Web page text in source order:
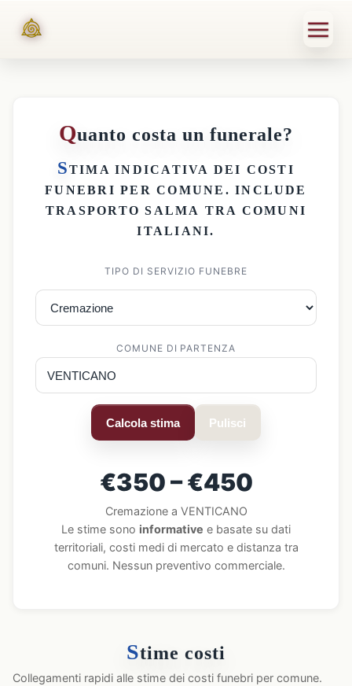
Quanto costa un funerale?
STIMA INDICATIVA DEI COSTI
FUNEBRI PER COMUNE . INCLUDE
TRASPORTO SALMA TRA COMUNI
ITALIANI.
TIPO DI SERVIZIO FUNEBRE
COMUNE DI PARTENZA
Calcola stima Pulisci
€350 – €450
Cremazione a VENTICANO
Le stime sono informative e basate su dati
territoriali, costi medi di mercato e distanza tra
comuni. Nessun preventivo commerciale.
Stime costi
Collegamenti rapidi alle stime dei costi funebri per comune.